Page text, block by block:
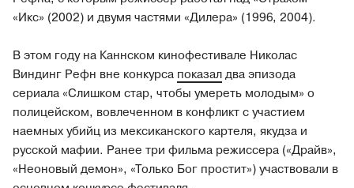
«Икс» (2002) и двумя частями «Дилера» (1996, 2004).
В этом году на Каннском кинофестивале Николас
Виндинг Рефн вне конкурса показалдва эпизода
сериала «Слишком стар, чтобы умереть молодым» о
полицейском, вовлеченном в конфликт с участием
наемных убийц из мексиканского картеля, якудза и
русской мафии. Ранее три фильма режиссера («Драйв»‎,
«Неоновый демон»‎, «Только Бог простит»‎) участвовали в